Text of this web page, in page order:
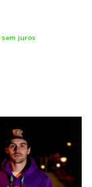
sem juros